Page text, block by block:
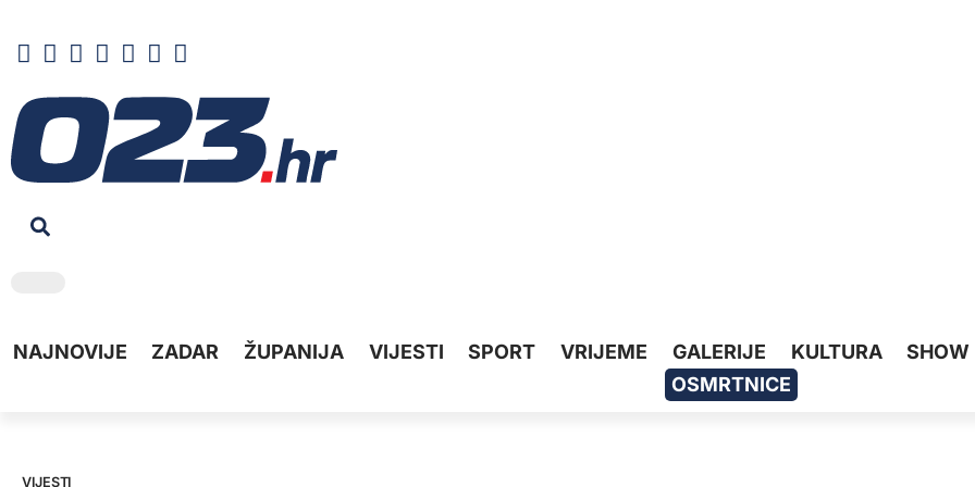
NAJNOVIJE ZADAR ŽUPANIJA VIJESTI SPORT VRIJEME GALERIJE KULTURA
SHOW
OSMRTNICE
VIJESTI